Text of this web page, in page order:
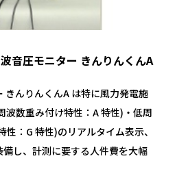
音圧モニター きんりんくんA
きんりんくんA は特に風力発電施
波数重み付け特性：A 特性)・低周
：G 特性)のリアルタイム表示、
し、計測に要する人件費を大幅